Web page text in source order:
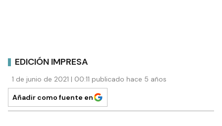
EDICIÓN IMPRESA
1 de junio de 2021 | 00:11 publicado hace 5 años
Añadir como fuente en